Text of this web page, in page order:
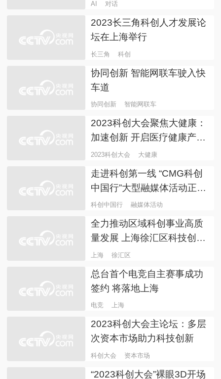
组，萌萌科技感拉满
金盒子奇妙夜 科学嘉年华
叶叔华：致奔向浩瀚星海的
青少年们
叶叔华 金盒子奇妙夜
AI大模型“天团”对话：浪潮
之下的产业再思考！
AI 对话
2023长三角科创人才发展论
坛在上海举行
长三角 科创
协同创新 智能网联车驶入快
车道
协同创新 智能网联车
2023科创大会聚焦大健康：
加速创新 开启医疗健康产业
新纪元
2023科创大会 大健康
走进科创第一线 “CMG科创
中国行”大型融媒体活动正式
启动
科创中国行 融媒体活动
全力推动区域科创事业高质
量发展 上海徐汇区科技创新
推进大会顺利举办
上海 徐汇区